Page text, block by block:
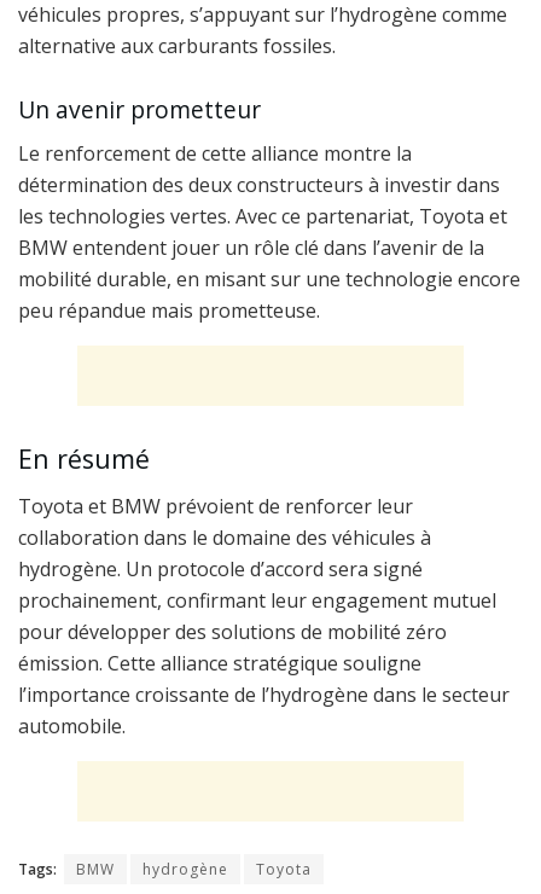
véhicules propres, s’appuyant sur l’hydrogène comme
alternative aux carburants fossiles.
Un avenir prometteur
Le renforcement de cette alliance montre la
détermination des deux constructeurs à investir dans
les technologies vertes. Avec ce partenariat, Toyota et
BMW entendent jouer un rôle clé dans l’avenir de la
mobilité durable, en misant sur une technologie encore
peu répandue mais prometteuse.
En résumé
Toyota et BMW prévoient de renforcer leur
collaboration dans le domaine des véhicules à
hydrogène. Un protocole d’accord sera signé
prochainement, confirmant leur engagement mutuel
pour développer des solutions de mobilité zéro
émission. Cette alliance stratégique souligne
l’importance croissante de l’hydrogène dans le secteur
automobile.
Tags: BMW hydrogène Toyota